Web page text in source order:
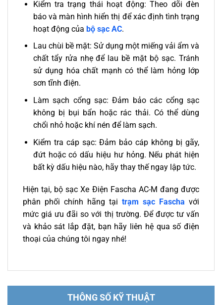
Kiểm tra trạng thái hoạt động: Theo dõi đèn
báo và màn hình hiển thị để xác định tình trạng
hoạt động của bộ sạc AC.
Lau chùi bề mặt: Sử dụng một miếng vải ẩm và
chất tẩy rửa nhẹ để lau bề mặt bộ sạc. Tránh
sử dụng hóa chất mạnh có thể làm hỏng lớp
sơn tĩnh điện.
Làm sạch cổng sạc: Đảm bảo các cổng sạc
không bị bụi bẩn hoặc rác thải. Có thể dùng
chổi nhỏ hoặc khí nén để làm sạch.
Kiểm tra cáp sạc: Đảm bảo cáp không bị gãy,
đứt hoặc có dấu hiệu hư hỏng. Nếu phát hiện
bất kỳ dấu hiệu nào, hãy thay thế ngay lập tức.
Hiện tại, bộ sạc Xe Điện Fascha AC-M đang được
phân phối chính hãng tại trạm sạc Fascha với
mức giá ưu đãi so với thị trường. Để được tư vấn
và khảo sát lắp đặt, bạn hãy liên hệ qua số điện
thoại của chúng tôi ngay nhé!
THÔNG SỐ KỸ THUẬT